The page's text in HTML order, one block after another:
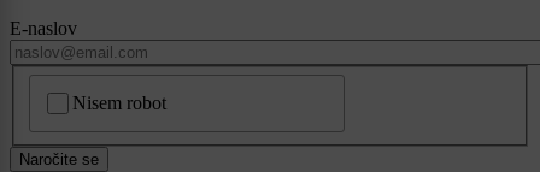
E-naslov
Nisem robot
Naročite se